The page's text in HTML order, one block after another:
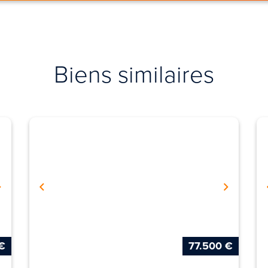
Biens similaires
77.500 €